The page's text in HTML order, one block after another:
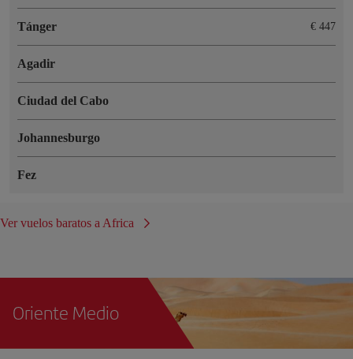
Tánger € 447
Agadir
Ciudad del Cabo
Johannesburgo
Fez
Ver vuelos baratos a Africa
Oriente Medio